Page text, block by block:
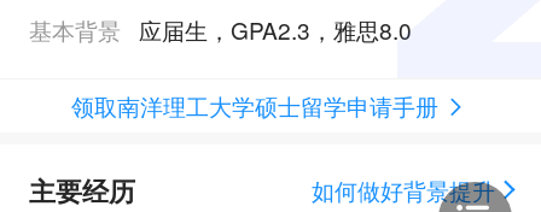
基本背景
应届生，GPA2.3，雅思8.0
领取南洋理工大学硕士留学申请手册
主要经历
如何做好背景提升